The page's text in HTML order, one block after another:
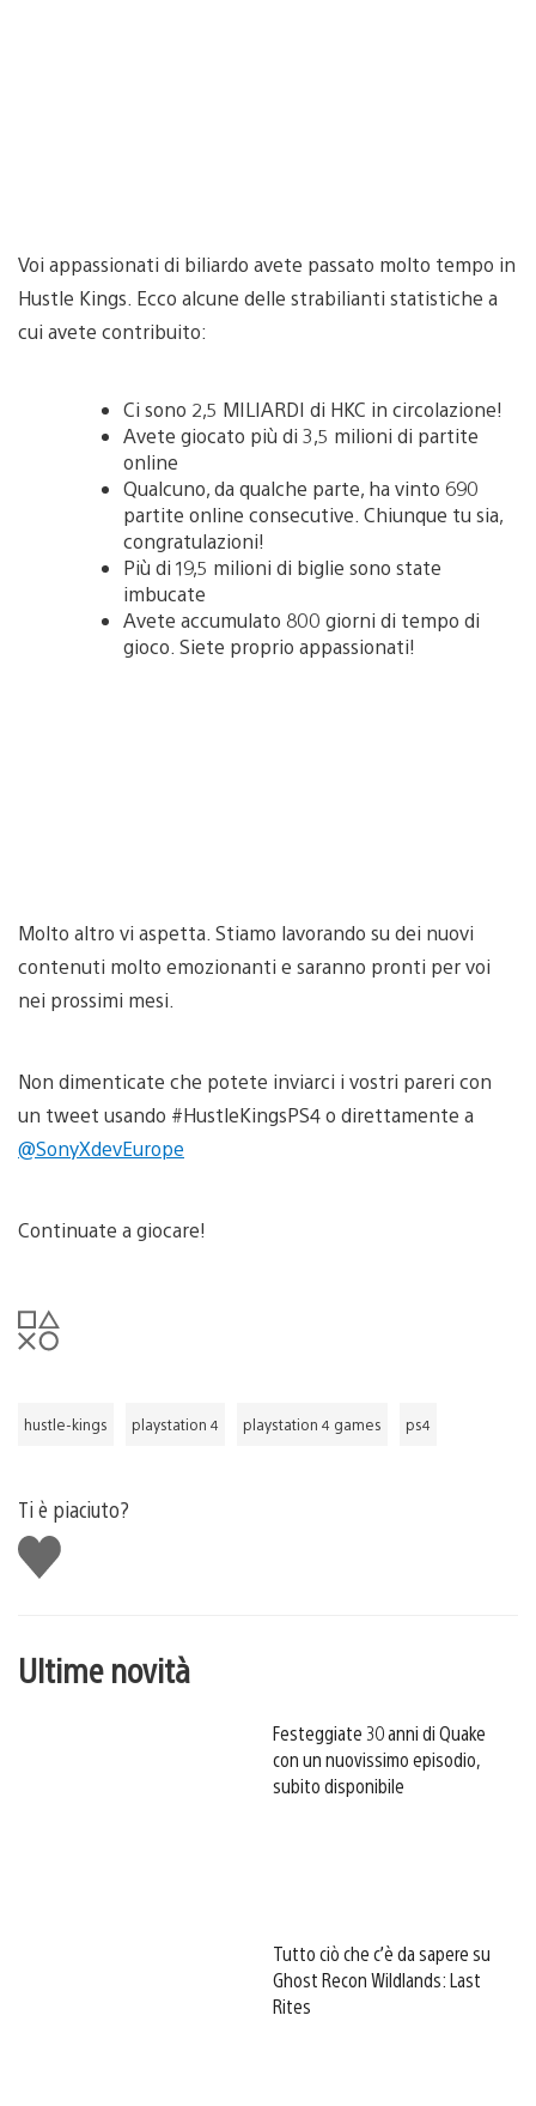
Voi appassionati di biliardo avete passato molto tempo in
Hustle Kings. Ecco alcune delle strabilianti statistiche a
cui avete contribuito:
Ci sono 2,5 MILIARDI di HKC in circolazione!
Avete giocato più di 3,5 milioni di partite
online
Qualcuno, da qualche parte, ha vinto 690
partite online consecutive. Chiunque tu sia,
congratulazioni!
Più di 19,5 milioni di biglie sono state
imbucate
Avete accumulato 800 giorni di tempo di
gioco. Siete proprio appassionati!
Molto altro vi aspetta. Stiamo lavorando su dei nuovi
contenuti molto emozionanti e saranno pronti per voi
nei prossimi mesi.
Non dimenticate che potete inviarci i vostri pareri con
un tweet usando #HustleKingsPS4 o direttamente a
@SonyXdevEurope
Continuate a giocare!
hustle-kings playstation 4 playstation 4 games ps4
Ti è piaciuto?
Mi
piace
Ultime novità
Festeggiate 30 anni di Quake
con un nuovissimo episodio,
subito disponibile
Tutto ciò che c’è da sapere su
Ghost Recon Wildlands: Last
Rites